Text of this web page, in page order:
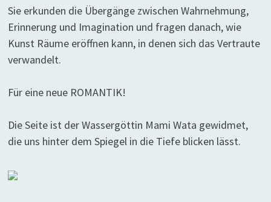
Sie erkunden die Übergänge zwischen Wahrnehmung,
Erinnerung und Imagination und fragen danach, wie
Kunst Räume eröffnen kann, in denen sich das Vertraute
verwandelt.
Für eine neue ROMANTIK!
Die Seite ist der Wassergöttin Mami Wata gewidmet,
die uns hinter dem Spiegel in die Tiefe blicken lässt.